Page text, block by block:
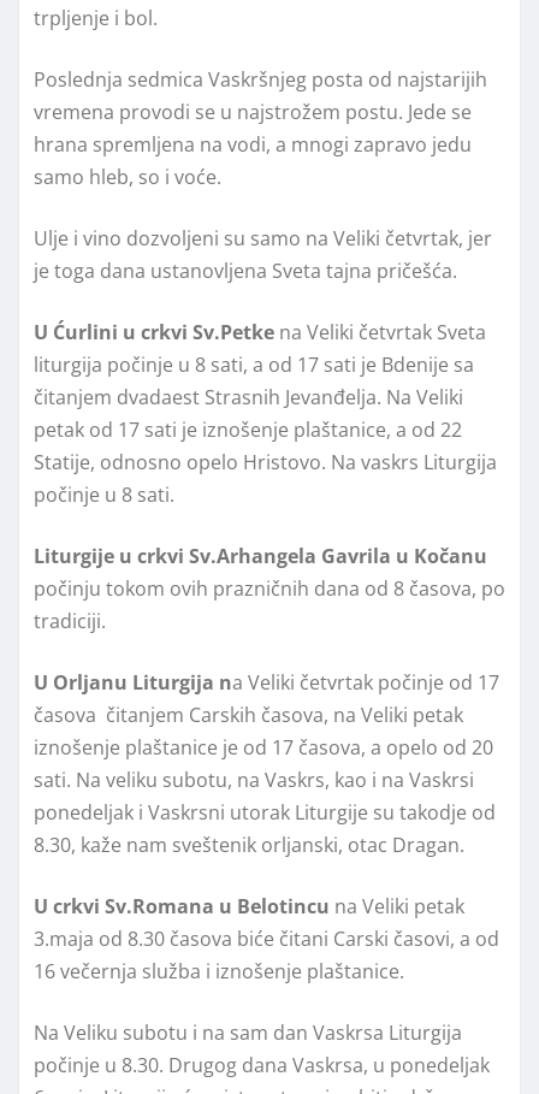
trpljenje i bol.
Poslednja sedmica Vaskršnjeg posta od najstarijih
vremena provodi se u najstrožem postu. Jede se
hrana spremljena na vodi, a mnogi zapravo jedu
samo hleb, so i voće.
Ulje i vino dozvoljeni su samo na Veliki četvrtak, jer
je toga dana ustanovljena Sveta tajna pričešća.
U Ćurlini u crkvi Sv.Petke na Veliki četvrtak Sveta
liturgija počinje u 8 sati, a od 17 sati je Bdenije sa
čitanjem dvadaest Strasnih Jevanđelja. Na Veliki
petak od 17 sati je iznošenje plaštanice, a od 22
Statije, odnosno opelo Hristovo. Na vaskrs Liturgija
počinje u 8 sati.
Liturgije u crkvi Sv.Arhangela Gavrila u Kočanu
počinju tokom ovih prazničnih dana od 8 časova, po
tradiciji.
U Orljanu Liturgija na Veliki četvrtak počinje od 17
časova čitanjem Carskih časova, na Veliki petak
iznošenje plaštanice je od 17 časova, a opelo od 20
sati. Na veliku subotu, na Vaskrs, kao i na Vaskrsi
ponedeljak i Vaskrsni utorak Liturgije su takodje od
8.30, kaže nam sveštenik orljanski, otac Dragan.
U crkvi Sv.Romana u Belotincu na Veliki petak
3.maja od 8.30 časova biće čitani Carski časovi, a od
16 večernja služba i iznošenje plaštanice.
Na Veliku subotu i na sam dan Vaskrsa Liturgija
počinje u 8.30. Drugog dana Vaskrsa, u ponedeljak